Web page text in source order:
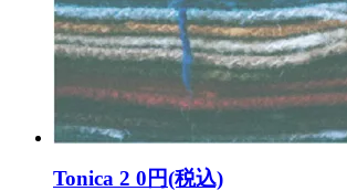
Tonica 2 0円(税込)